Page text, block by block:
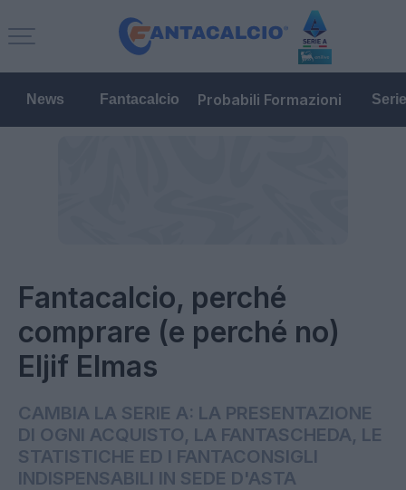
News Fantacalcio Probabili Formazioni
Fantacalcio, perché
comprare (e perché no)
Eljif Elmas
CAMBIA LA SERIE A: LA PRESENTAZIONE
DI OGNI ACQUISTO, LA FANTASCHEDA, LE
STATISTICHE ED I FANTACONSIGLI
INDISPENSABILI IN SEDE D'ASTA